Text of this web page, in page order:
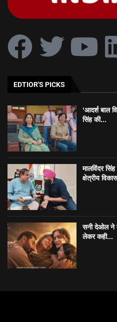
EDTIOR'S PICKS
‘आदर्श बाल
सिंह की...
मालविंदर सिंह
क्षेत्रीय
सनी देओल ने
लेकर कही...